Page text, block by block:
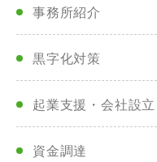
事務所紹介
黒字化対策
起業支援・会社設立
資金調達